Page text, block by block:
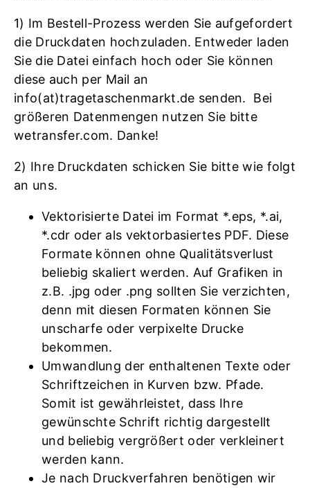
1) Im Bestell-Prozess werden Sie aufgefordert
die Druckdaten hochzuladen. Entweder laden
Sie die Datei einfach hoch oder Sie können
diese auch per Mail an
info(at)tragetaschenmarkt.de senden. Bei
größeren Datenmengen nutzen Sie bitte
wetransfer.com. Danke!
2) Ihre Druckdaten schicken Sie bitte wie folgt
an uns.
Vektorisierte Datei im Format *.eps, *.ai,
*.cdr oder als vektorbasiertes PDF. Diese
Formate können ohne Qualitätsverlust
beliebig skaliert werden. Auf Grafiken in
z.B. .jpg oder .png sollten Sie verzichten,
denn mit diesen Formaten können Sie
unscharfe oder verpixelte Drucke
bekommen.
Umwandlung der enthaltenen Texte oder
Schriftzeichen in Kurven bzw. Pfade.
Somit ist gewährleistet, dass Ihre
gewünschte Schrift richtig dargestellt
und beliebig vergrößert oder verkleinert
werden kann.
Je nach Druckverfahren benötigen wir